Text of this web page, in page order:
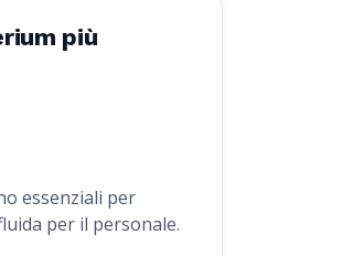
più
essenziali per
per il personale.